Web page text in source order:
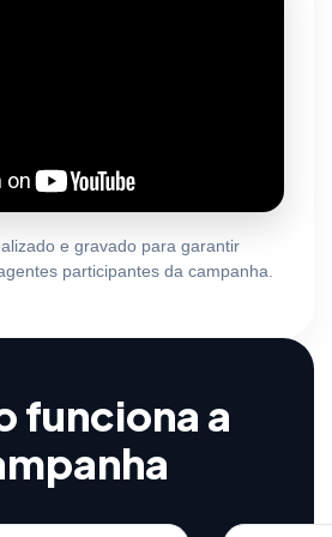
e gravado para garantir
participantes da campanha.
funciona a